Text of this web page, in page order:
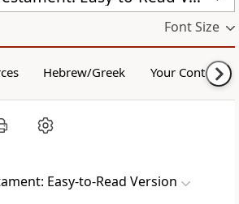
Font Size
Hebrew/Greek Your Content
Easy-to-Read Version